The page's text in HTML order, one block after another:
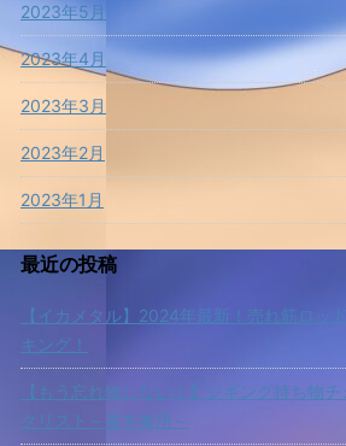
2023年5月
2023年4月
2023年3月
2023年2月
2023年1月
最近の投稿
【イカメタル】2024年最新！売れ筋ロッド
キング！
【もう忘れ物しない！】ジギング持ち物チ
クリスト～夏冬兼用～